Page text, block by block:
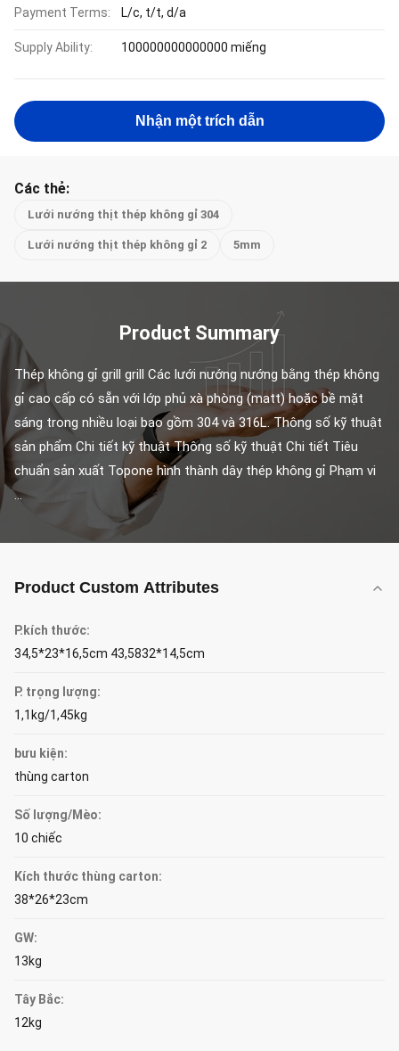
Payment Terms: L/c, t/t, d/a
Supply Ability: 100000000000000 miếng
Nhận một trích dẫn
Các thẻ:
Lưới nướng thịt thép không gỉ 304
Lưới nướng thịt thép không gỉ 2 5mm
Product Summary
Thép không gỉ grill grill Các lưới nướng nướng bằng thép không
gỉ cao cấp có sẵn với lớp phủ xà phòng (matt) hoặc bề mặt
sáng trong nhiều loại bao gồm 304 và 316L. Thông số kỹ thuật
sản phẩm Chi tiết kỹ thuật Thông số kỹ thuật Chi tiết Tiêu
chuẩn sản xuất Topone hình thành dây thép không gỉ Phạm vi
...
Product Custom Attributes
P.kích thước:
34,5*23*16,5cm 43,5832*14,5cm
P. trọng lượng:
1,1kg/1,45kg
bưu kiện:
thùng carton
Số lượng/Mèo:
10 chiếc
Kích thước thùng carton:
38*26*23cm
GW:
13kg
Tây Bắc:
12kg